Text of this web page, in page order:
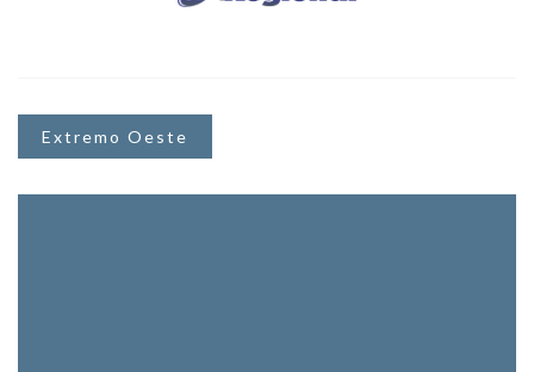
Extremo Oeste